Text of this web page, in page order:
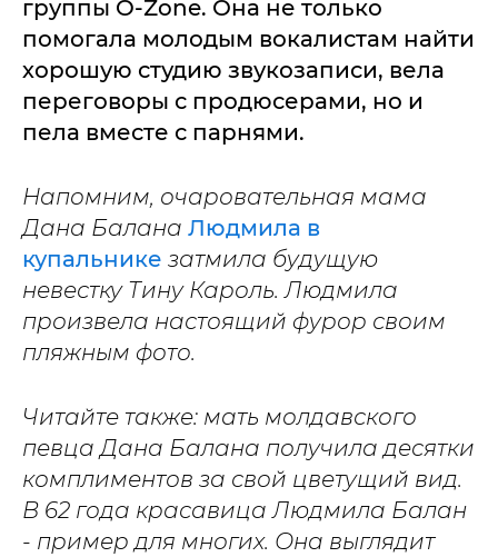
группы O-Zone. Она не только
помогала молодым вокалистам найти
хорошую студию звукозаписи, вела
переговоры с продюсерами, но и
пела вместе с парнями.
Напомним, очаровательная мама
Дана Балана Людмила в
купальнике затмила будущую
невестку Тину Кароль. Людмила
произвела настоящий фурор своим
пляжным фото.
Читайте также: мать молдавского
певца Дана Балана получила десятки
комплиментов за свой цветущий вид.
В 62 года красавица Людмила Балан
- пример для многих. Она выглядит